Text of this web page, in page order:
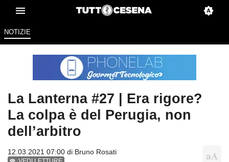
NOTIZIE
La Lanterna #27 | Era rigore?
La colpa è del Perugia, non
dell’arbitro
12.03.2021 07:00 di Bruno Rosati